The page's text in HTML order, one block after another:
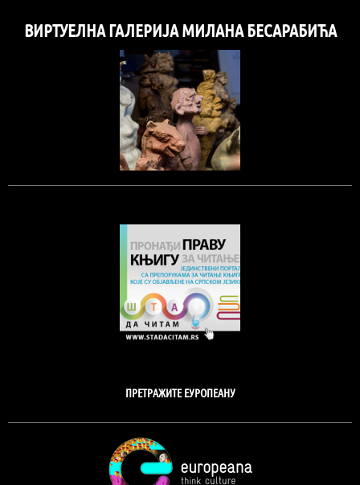
ВИРТУЕЛНА ГАЛЕРИЈА МИЛАНА БЕСАРАБИЋА
ПРЕТРАЖИТЕ ЕУРОПЕАНУ